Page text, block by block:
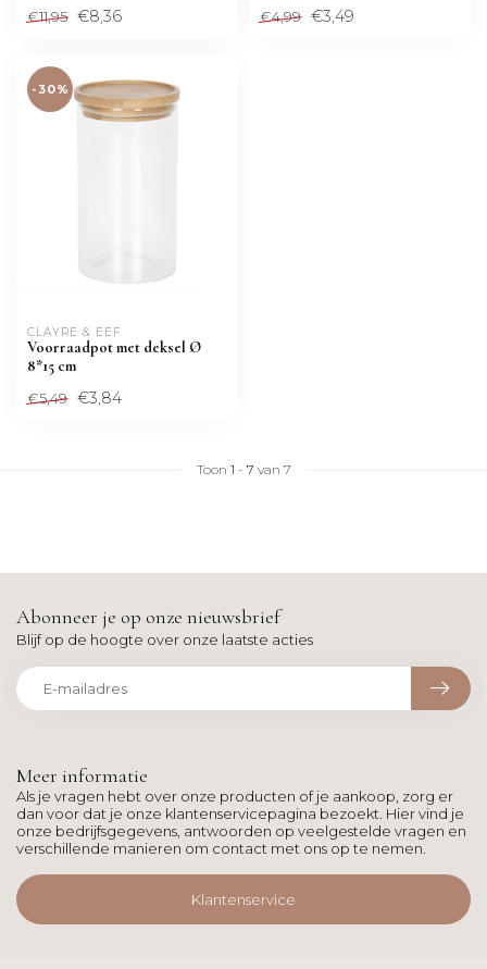
€11,95 €8,36 €4,99 €3,49
-30%
CLAYRE & EEF
Voorraadpot met deksel Ø
8*15 cm
€5,49 €3,84
Toon 1 - 7 van 7
Meer informatie
Als je vragen hebt over onze producten of je aankoop, zorg er
dan voor dat je onze klantenservicepagina bezoekt. Hier vind je
onze bedrijfsgegevens, antwoorden op veelgestelde vragen en
verschillende manieren om contact met ons op te nemen.
Klantenservice
Abonneer je op onze nieuwsbrief
Blijf op de hoogte over onze laatste acties